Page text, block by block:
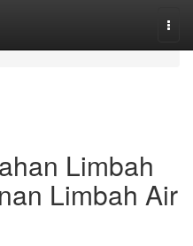
Limbah
Limbah Air